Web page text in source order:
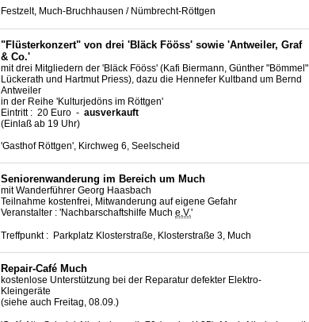
Festzelt, Much-Bruchhausen / Nümbrecht-Röttgen
"Flüsterkonzert" von drei 'Bläck Fööss' sowie 'Antweiler, Graf
& Co.'
mit drei Mitgliedern der 'Bläck Fööss' (Kafi Biermann, Günther "Bömmel"
Lückerath und Hartmut Priess), dazu die Hennefer Kultband um Bernd
Antweiler
in der Reihe 'Kulturjedöns im Röttgen'
Eintritt : 20 Euro - ausverkauft
(Einlaß ab 19 Uhr)
'Gasthof Röttgen', Kirchweg 6, Seelscheid
Seniorenwanderung im Bereich um Much
mit Wanderführer Georg Haasbach
Teilnahme kostenfrei, Mitwanderung auf eigene Gefahr
Veranstalter : 'Nachbarschaftshilfe Much e.V.'
Treffpunkt : Parkplatz Klosterstraße, Klosterstraße 3, Much
Repair-Café Much
kostenlose Unterstützung bei der Reparatur defekter Elektro-
Kleingeräte
(siehe auch Freitag, 08.09.)